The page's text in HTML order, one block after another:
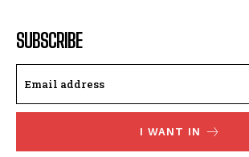
SUBSCRIBE
I WANT IN